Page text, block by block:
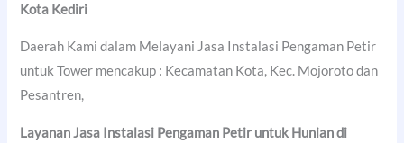
Kota Kediri
Daerah Kami dalam Melayani Jasa Instalasi Pengaman Petir
untuk Tower mencakup : Kecamatan Kota, Kec. Mojoroto dan
Pesantren,
Layanan Jasa Instalasi Pengaman Petir untuk Hunian di